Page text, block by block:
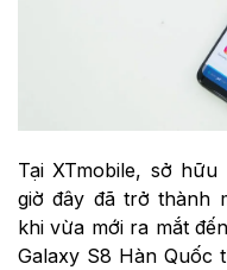
Tại XTmobile, sở
giờ đây đã trở thành
khi vừa mới ra mắt
Galaxy S8 Hàn Quốc